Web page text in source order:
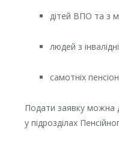
дітей ВПО та з
людей з
самотніх
Подати заявку можна
у підрозділах